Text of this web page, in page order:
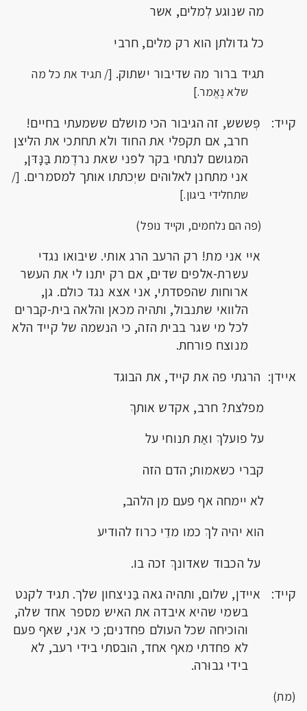
מה שנוגע לְמלים, אשר
כל גדולתן הוא רק מלים, חרבי
תגיד ברור מה שדיבור ישתוק. [/ תגיד את כל מה
שלא נֶאֱמר.]
קייד: פְּששש, זה הגיבור הכי מושלם ששמעתי בחיים!
חרב, אם תקפלי את החוד ולא תחתכי את הליצן
המגושם לנתחי בקר לפני שאת נרדֶמת בַּנָּדּן,
אני מתחנן לאלוהים שיְכתתו אותך למסמרים. [/
שתחלידי ביגון.]
(פה הם נלחמים, וקייד נופל)
איי אני מת! רק הרעב הרג אותי. שיבואו נגדי
עשרת-אלפים שדים, אם רק יתנו לי את העשר
ארוחות שהפסדתי, אני אצא נגד כולם. גן,
הלוואי שתנבול, ותהיה מכאן והלאה בית-קברים
לכל מי שגר בבית הזה, כי הנשמה של קייד הלא
מנוצח פורחת.
איידן: הרגתי פה את קייד, את הבוגד
מפלצת? חרב, אקדש אותךְ
על פועלךְ ואַת תנוחי על
קברי כשאמות; הדם הזה
לא יימחה אף פעם מן הלהב,
הוא יהיה לךְ כמו מדֵי כרוז להודיע
על הכבוד שאדונךְ זכה בו.
קייד: איידן, שלום, ותהיה גאה בַּניצחון שלך. תגיד לקנט
בשמי שהיא איבדה את האיש מספר אחד שלה,
והוכיחה שכל העולם פחדנים; כי אני, שאף פעם
לא פחדתי מאף אחד, הובסתי בידי רעב, לא
בידי גבוּרה.
(מת)